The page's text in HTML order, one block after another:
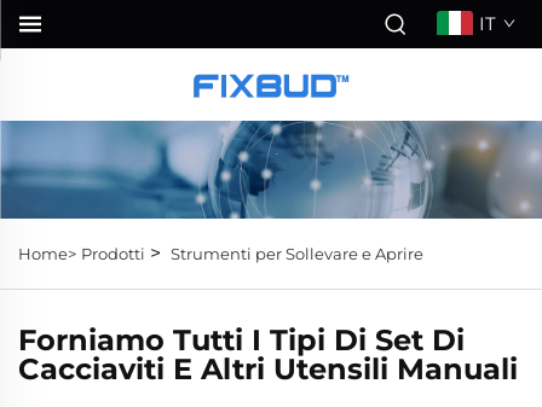
IT
Home> Prodotti > Strumenti per Sollevare e Aprire
Forniamo Tutti I Tipi Di Set Di
Cacciaviti E Altri Utensili Manuali